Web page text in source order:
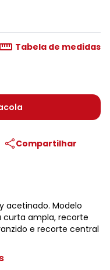
Tabela de medidas
Compartilhar
acetinado. Modelo
ampla, recorte
e recorte central